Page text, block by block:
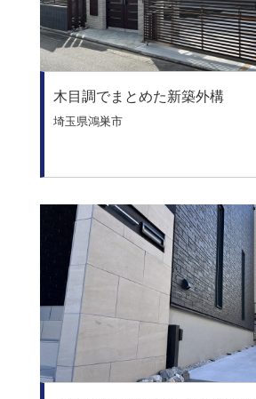
木目調でまとめた新築外構
埼玉県鴻巣市